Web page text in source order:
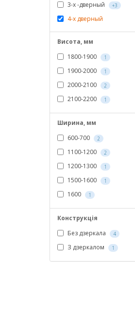
3-х -дверный +3
4-х дверный
Висота, мм
1800-1900
1
1900-2000 1
2000-2100 2
2100-2200 1
Ширина, мм
600-700
2
1100-1200 2
1200-1300 1
1500-1600 1
1600 1
Конструкція
Без дзеркала
4
З дзеркалом 1